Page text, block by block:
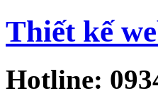
Thiết kế
Hotline: